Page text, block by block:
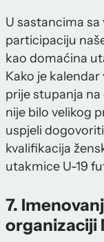
U sastancima
participaciju
kao domaćina
Kako je
prije stupanja
nije bilo velikog
uspjeli
kvalifikacija
utakmice U-19
7.
organizaciji